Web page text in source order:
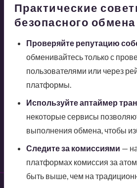
Практические
безопасного обмена
Проверяйте репутацию
обменивайтесь только с
пользователями или через
платформы.
Используйте аптаймер
некоторые сервисы
выполнения обмена, чтобы
Следите за комиссиями —
платформах комиссия за
быть выше, чем на